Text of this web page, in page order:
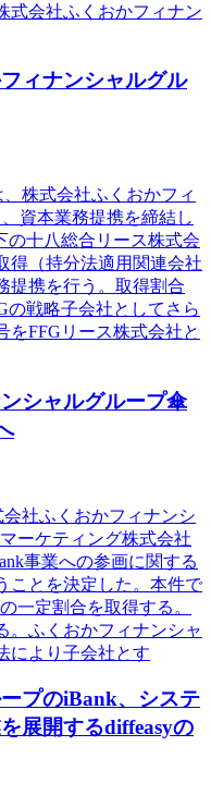
式会社ふくおかフィナン
ィナンシャルグル
株式会社ふくおかフィ
資本業務提携を締結し
の十八総合リース株式会
得（持分法適用関連会社
提携を行う。取得割合
の戦略子会社としてさら
をFFGリース株式会社と
シャルグループ傘
社ふくおかフィナンシ
ーケティング株式会社
事業への参画に関する
ことを決定した。本件で
一定割合を取得する。
。ふくおかフィナンシャ
により子会社とす
プのiBank、システ
展開するdiffeasyの